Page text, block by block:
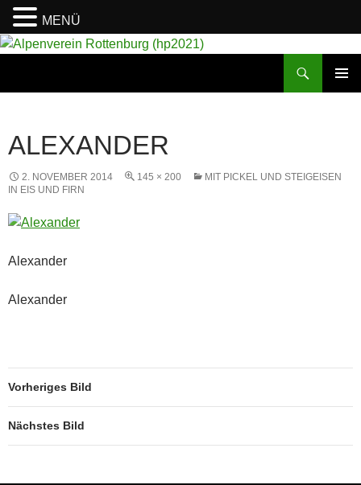
ALEXANDER
2. NOVEMBER 2014 145 × 200
MIT PICKEL UND STEIGEISEN
IN EIS UND FIRN
Alexander
Alexander
Vorheriges Bild
Nächstes Bild
MENÜ